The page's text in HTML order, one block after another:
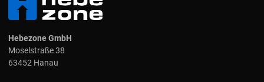
Hebezone GmbH
Moselstraße 38
63452 Hanau